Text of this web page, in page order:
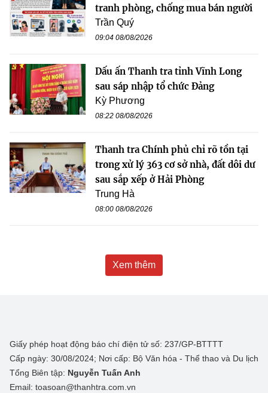
tranh phòng, chống mua bán người
Trần Quý
09:04 08/08/2026
Dấu ấn Thanh tra tỉnh Vĩnh Long
sau sáp nhập tổ chức Đảng
Kỳ Phương
08:22 08/08/2026
Thanh tra Chính phủ chỉ rõ tồn tại
trong xử lý 363 cơ sở nhà, đất dôi dư
sau sắp xếp ở Hải Phòng
Trung Hà
08:00 08/08/2026
Xem thêm
Giấy phép hoạt động báo chí điện tử số: 237/GP-BTTTT
Cấp ngày: 30/08/2024; Nơi cấp: Bộ Văn hóa - Thể thao và Du lịch
Tổng Biên tập: Nguyễn Tuấn Anh
Email: toasoan@thanhtra.com.vn